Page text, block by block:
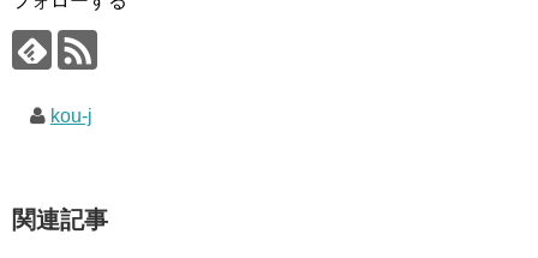
kou-j
関連記事